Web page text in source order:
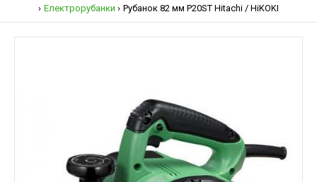
Електрорубанки
Рубанок 82 мм P20ST Hitachi / HiKOKI